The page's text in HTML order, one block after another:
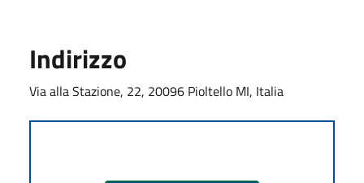
Indirizzo
Via alla Stazione, 22, 20096 Pioltello MI, Italia